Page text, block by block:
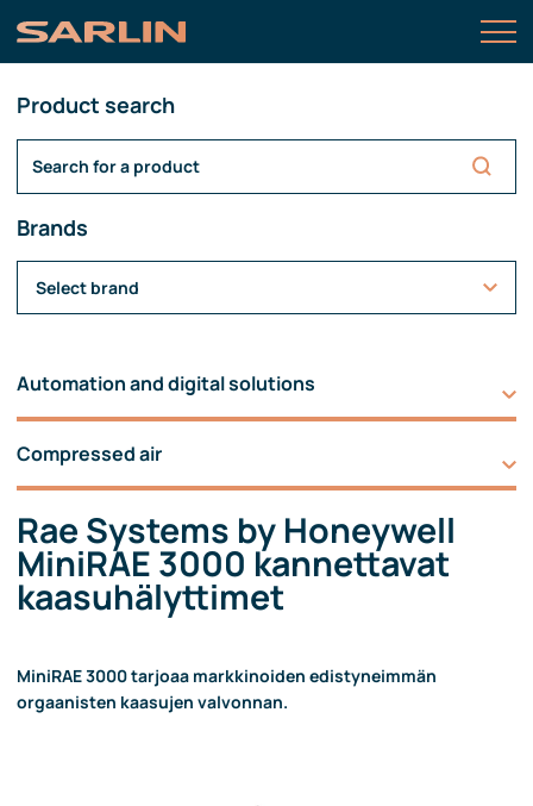
Product search
Brands
Select brand
Automation and digital solutions
Compressed air
Rae Systems by Honeywell
MiniRAE 3000 kannettavat
kaasuhälyttimet
MiniRAE 3000 tarjoaa markkinoiden edistyneimmän
orgaanisten kaasujen valvonnan.